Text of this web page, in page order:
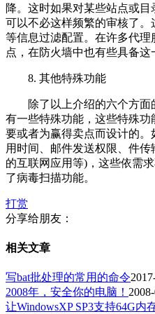
降。这时如果对某些站点或
可以不必这样频繁的审核了
等信息过滤配置。在许多代
点，在防火墙中也有些具备这
8. 其他特殊功能
除了以上介绍的六个方面
有一些特殊功能，这些特殊
要或者为赢得卖点而设计的
用时间、邮件发送权限、件
的互联网应用等)，这些依需
了病毒扫描功能。
打赏
分享给朋友：
相关文章
写bat批处理的常用的命令
2008年，安全你的电脑！
让WindowsXP SP3支持64G内